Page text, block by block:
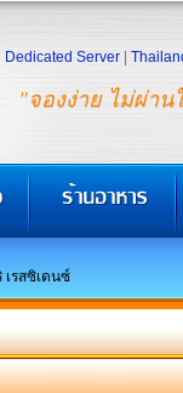
"จองง่าย ไม่ผ่าน
Dedicated Server
เรสซิเดนซ์